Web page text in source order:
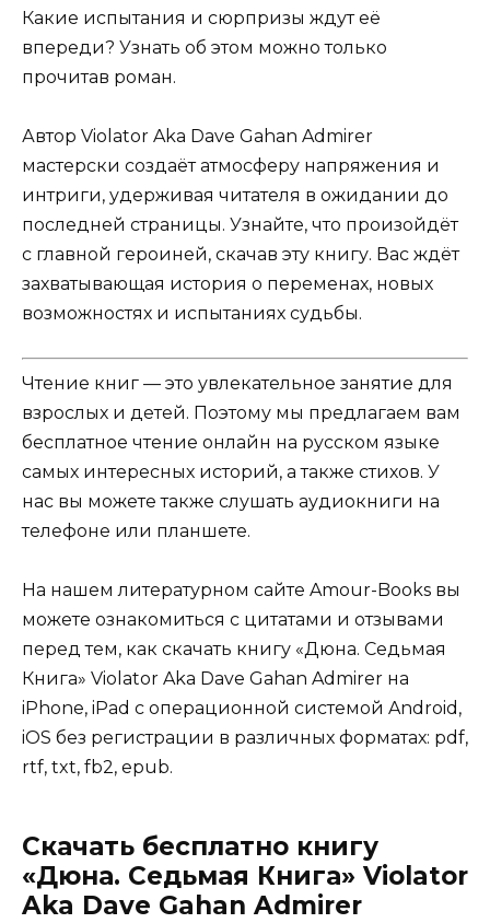
Какие испытания и сюрпризы ждут её
впереди? Узнать об этом можно только
прочитав роман.
Автор Violator Aka Dave Gahan Admirer
мастерски создаёт атмосферу напряжения и
интриги, удерживая читателя в ожидании до
последней страницы. Узнайте, что произойдёт
с главной героиней, скачав эту книгу. Вас ждёт
захватывающая история о переменах, новых
возможностях и испытаниях судьбы.
Чтение книг — это увлекательное занятие для
взрослых и детей. Поэтому мы предлагаем вам
бесплатное чтение онлайн на русском языке
самых интересных историй, а также стихов. У
нас вы можете также слушать аудиокниги на
телефоне или планшете.
На нашем литературном сайте Amour-Books вы
можете ознакомиться с цитатами и отзывами
перед тем, как скачать книгу «Дюна. Седьмая
Книга» Violator Aka Dave Gahan Admirer на
iPhone, iPad с операционной системой Android,
iOS без регистрации в различных форматах: pdf,
rtf, txt, fb2, epub.
Скачать бесплатно книгу
«Дюна. Седьмая Книга» Violator
Aka Dave Gahan Admirer